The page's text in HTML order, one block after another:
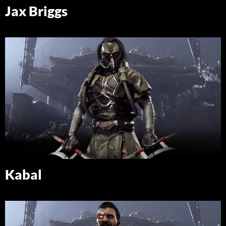
Jax Briggs
Kabal